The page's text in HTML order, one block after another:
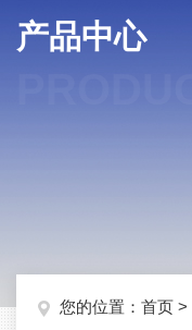
产品中心
您的位置： 首页 >